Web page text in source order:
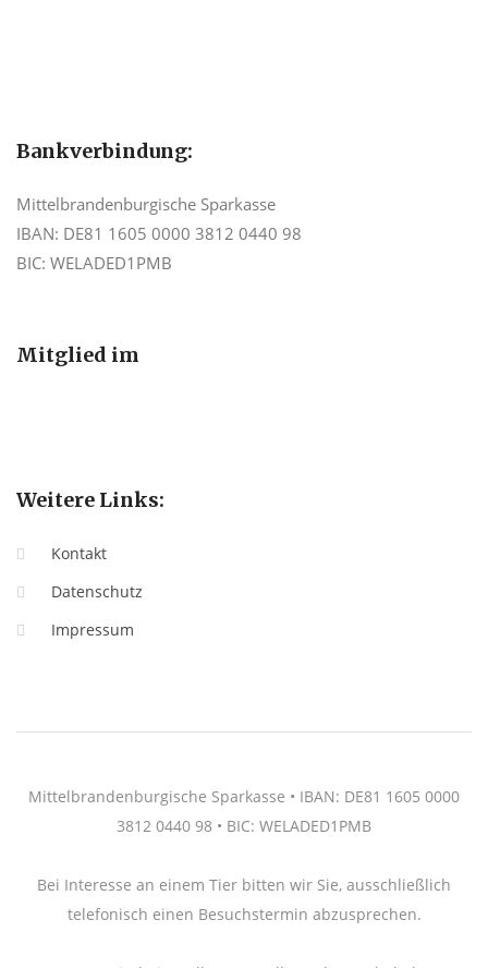
Bankverbindung:
Mittelbrandenburgische Sparkasse
IBAN: DE81 1605 0000 3812 0440 98
BIC: WELADED1PMB
Mitglied im
Weitere Links:
Kontakt
Datenschutz
Impressum
Mittelbrandenburgische Sparkasse • IBAN: DE81 1605 0000
3812 0440 98 • BIC: WELADED1PMB
Bei Interesse an einem Tier bitten wir Sie, ausschließlich
telefonisch einen Besuchstermin abzusprechen.